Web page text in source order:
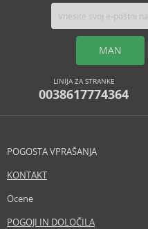
MAN
LINIJA ZA STRANKE
0038617774364
POGOSTA VPRAŠANJA
KONTAKT
Ocene
POGOJI IN DOLOČILA